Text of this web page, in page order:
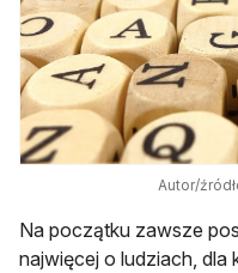
Autor/
Na początku zawsze
najwięcej o ludziach,